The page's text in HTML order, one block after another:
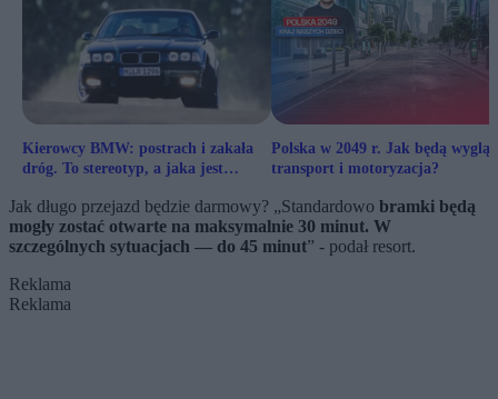
Kierowcy BMW: postrach i zakała
dróg. To stereotyp, a jaka jest
Polska w 2049 r. Jak będą
transport i motoryzacja?
Jak długo przejazd będzie darmowy? „Standardowo bramki będą
mogły zostać otwarte na maksymalnie 30 minut. W
szczególnych sytuacjach — do 45 minut” - podał resort.
Reklama
Reklama